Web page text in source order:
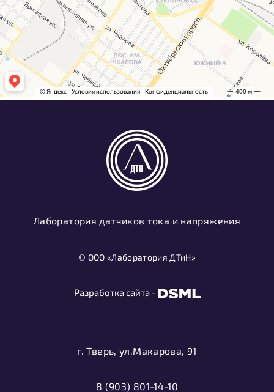
Лаборатория датчиков тока и напряжения
© ООО «Лаборатория ДТиН»
Разработка сайта -
г. Тверь, ул.Макарова, 91
8 (903) 801-14-10